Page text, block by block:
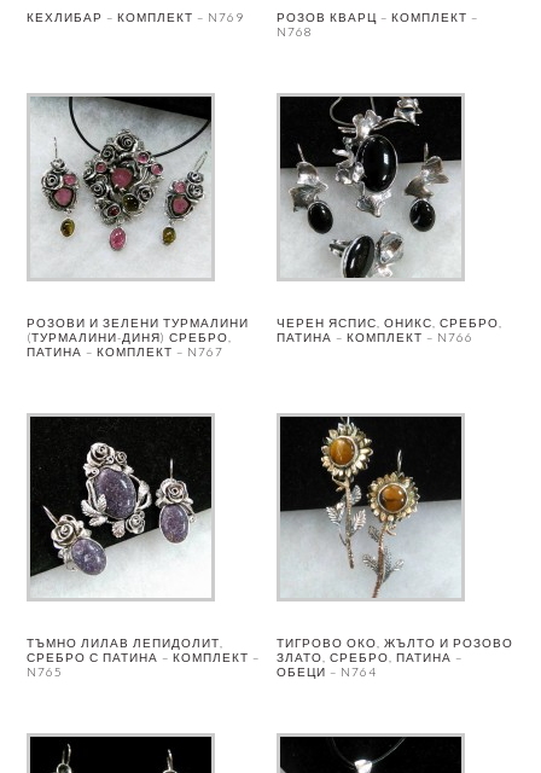
КЕХЛИБАР – КОМПЛЕКТ – N769
РОЗОВ КВАРЦ – КОМПЛЕКТ –
N768
РОЗОВИ И ЗЕЛЕНИ ТУРМАЛИНИ
(ТУРМАЛИНИ-ДИНЯ) СРЕБРО,
ПАТИНА – КОМПЛЕКТ – N767
ЧЕРЕН ЯСПИС, ОНИКС, СРЕБРО,
ПАТИНА – КОМПЛЕКТ – N766
ТЪМНО ЛИЛАВ ЛЕПИДОЛИТ,
СРЕБРО С ПАТИНА – КОМПЛЕКТ –
N765
ТИГРОВО ОКО, ЖЪЛТО И РОЗОВО
ЗЛАТО, СРЕБРО, ПАТИНА –
ОБЕЦИ – N764